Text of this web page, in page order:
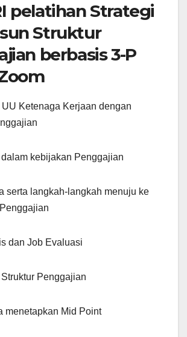
pelatihan Strategi
Struktur
berbasis 3-P
Ketenaga Kerjaan dengan
kebijakan Penggajian
serta langkah-langkah menuju ke
dan Job Evaluasi
Penggajian
menetapkan Mid Point